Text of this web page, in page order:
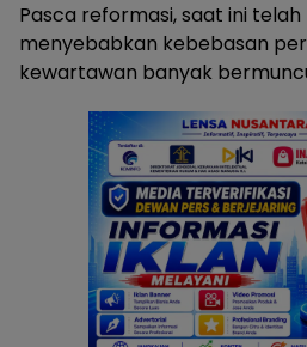
Pasca reformasi, saat ini
menyebabkan kebebasan
kewartawan banyak